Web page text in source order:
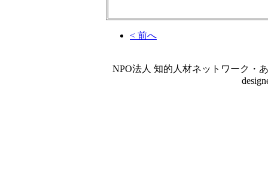
< 前へ
NPO法人 知的人材ネットワーク・